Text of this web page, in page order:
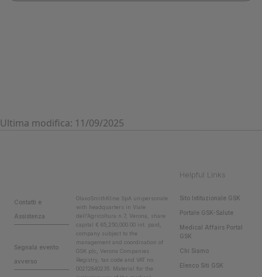
Ultima modifica: 11/09/2025
Helpful Links
Contatti e
Assistenza
Segnala evento
avverso
GlaxoSmithKline SpA unipersonale
with headquarters in Viale
dell'Agricoltura n.7, Verona, share
capital € 65,250,000.00 int. paid,
company subject to the
management and coordination of
GSK plc, Verona Companies
Registry, tax code and VAT no.
00212840235. Material for the
Sito Istituzionale GSK
Portale GSK-Salute
Medical Affairs Portal
GSK
Chi Siamo
Elenco Siti GSK